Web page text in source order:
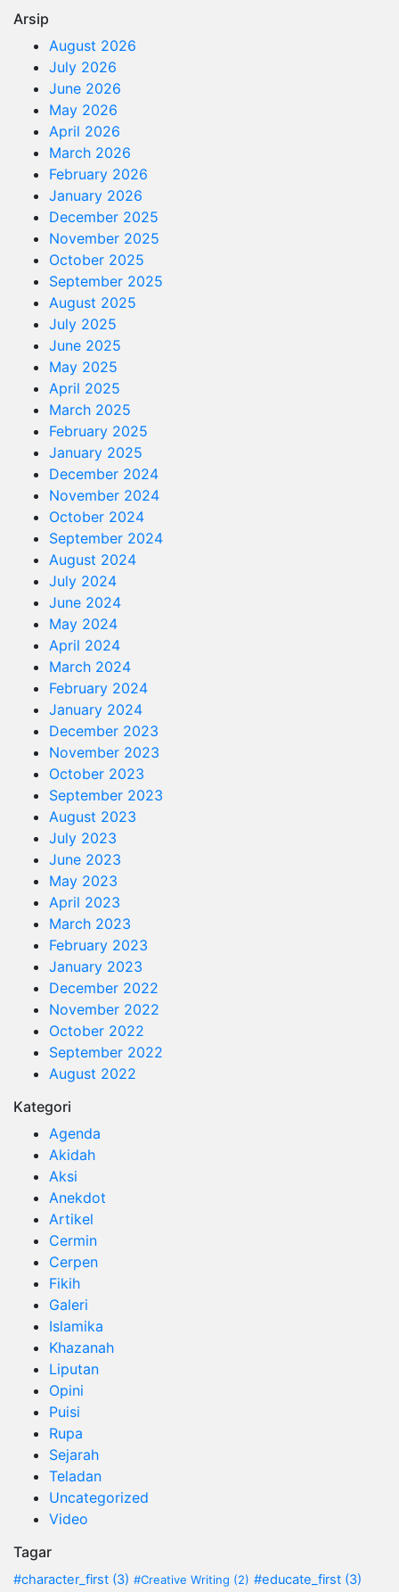
Arsip
August 2026
July 2026
June 2026
May 2026
April 2026
March 2026
February 2026
January 2026
December 2025
November 2025
October 2025
September 2025
August 2025
July 2025
June 2025
May 2025
April 2025
March 2025
February 2025
January 2025
December 2024
November 2024
October 2024
September 2024
August 2024
July 2024
June 2024
May 2024
April 2024
March 2024
February 2024
January 2024
December 2023
November 2023
October 2023
September 2023
August 2023
July 2023
June 2023
May 2023
April 2023
March 2023
February 2023
January 2023
December 2022
November 2022
October 2022
September 2022
August 2022
Kategori
Agenda
Akidah
Aksi
Anekdot
Artikel
Cermin
Cerpen
Fikih
Galeri
Islamika
Khazanah
Liputan
Opini
Puisi
Rupa
Sejarah
Teladan
Uncategorized
Video
Tagar
#character_first (3) #Creative Writing (2) #educate_first (3)